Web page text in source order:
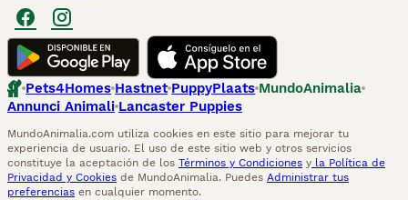
Pets4Homes Hastnet PuppyPlaats MundoAnimalia
Annunci Animali Lancaster Puppies
MundoAnimalia.com utiliza cookies en este sitio para mejorar tu
experiencia de usuario. El uso de este sitio web y otros servicios
constituye la aceptación de los Términos y Condiciones y la Política de
Privacidad y Cookies de MundoAnimalia. Puedes Administrar tus
preferencias en cualquier momento.